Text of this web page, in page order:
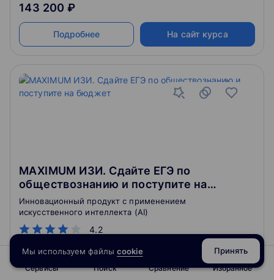
143 200 ₽
Подробнее На сайт курса
MAXIMUM ИЗИ. Сдайте ЕГЭ по
обществознанию и поступите на
бюджет
4.2
Инновационный продукт с применением
искусственного интеллекта (AI)
4.9 180отзывово школе
Сервисы Поиск Сравнение Избранное
Мы используем файлы cookie Принять